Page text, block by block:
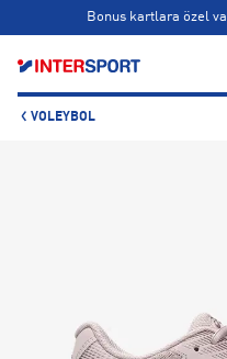
Bonus kartlara özel
VOLEYBOL